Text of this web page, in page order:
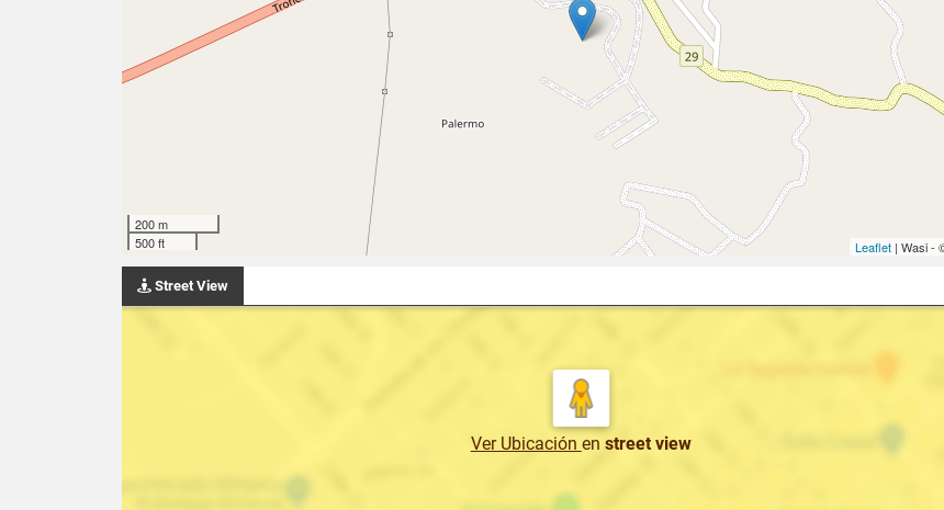
200 m
500 ft
Leaflet| Wasi -
Street View
Ver Ubicación en street view